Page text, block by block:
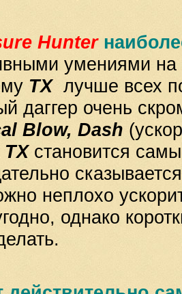
Hunter
умениями на
ТХ лучше всех
даггер очень
Blow, Dash
ТХстановится
неплохо
однако